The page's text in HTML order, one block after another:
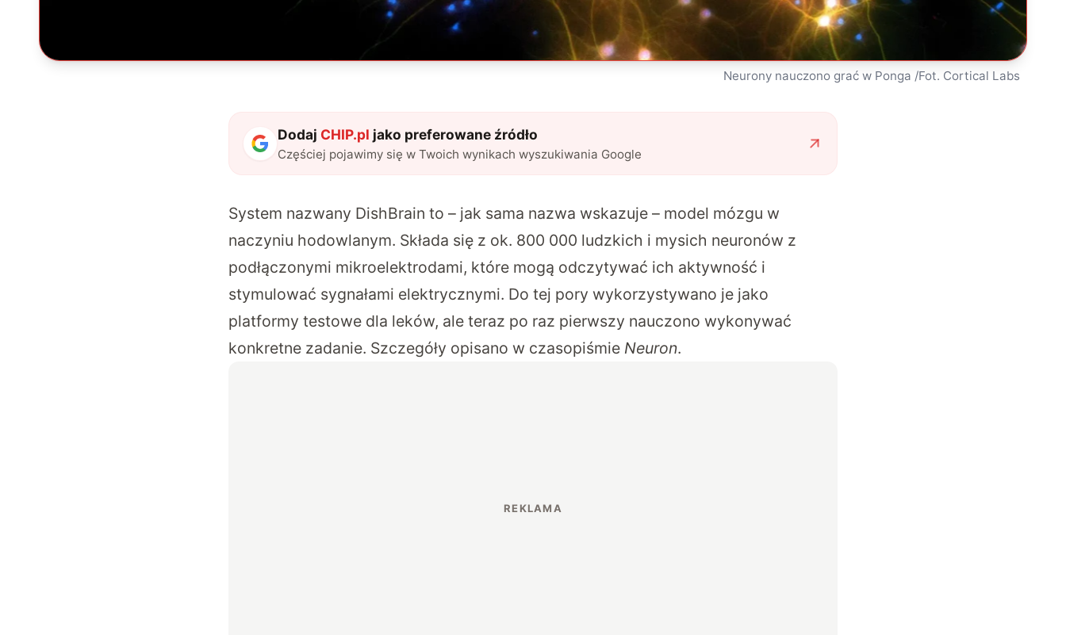
Neurony nauczono grać w Ponga /Fot. Cortical Labs
Dodaj CHIP.pl jako preferowane źródło
Częściej pojawimy się w Twoich wynikach wyszukiwania Google
System nazwany DishBrain to – jak sama nazwa wskazuje – model mózgu w
naczyniu hodowlanym. Składa się z ok. 800 000 ludzkich i mysich neuronów z
podłączonymi mikroelektrodami, które mogą odczytywać ich aktywność i
stymulować sygnałami elektrycznymi. Do tej pory wykorzystywano je jako
platformy testowe dla leków, ale teraz po raz pierwszy nauczono wykonywać
konkretne zadanie. Szczegóły opisano w czasopiśmie Neuron.